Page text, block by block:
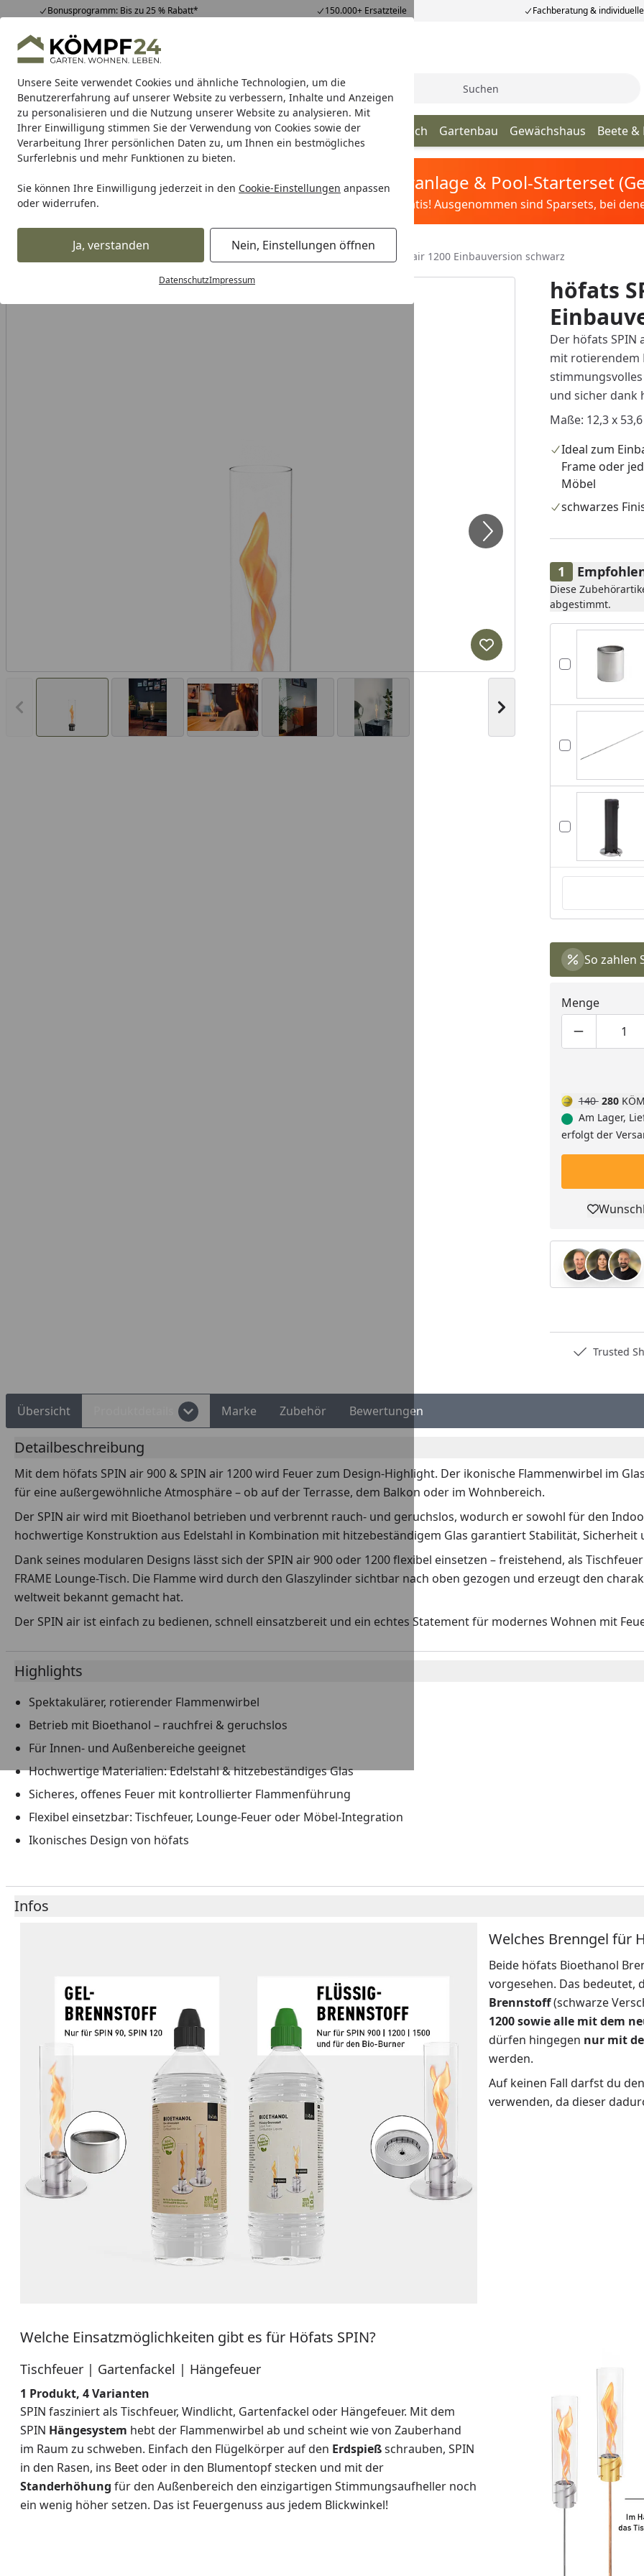
Unsere Seite verwendet Cookies und ähnliche Technologien, um die
Benutzererfahrung auf unserer Website zu verbessern, Inhalte und Anzeigen
zu personalisieren und die Nutzung unserer Website zu analysieren. Mit
Ihrer Einwilligung stimmen Sie der Verwendung von Cookies sowie der
Verarbeitung Ihrer persönlichen Daten zu, um Ihnen ein bestmögliches
Surferlebnis und mehr Funktionen zu bieten.
Sie können Ihre Einwilligung jederzeit in den Cookie-Einstellungen anpassen
oder widerrufen.
Ja, verstanden Nein, Einstellungen öffnen
DatenschutzImpressum
Bonusprogramm: Bis zu 25 % Rabatt* 150.000+ Ersatzteile Fachberatung &
Hotline07051 / 9 22 22
Mo-Fr. 8-16 Uhr 25.958 Bewertungen
Alle Produkte
Alle ProdukteHighlights Tipps & Tricks Suche
Garten Gartenhaus Gerätehaus Carport & Garage Terrassendach Gartenbau Gewächshaus Beete
Karibu Pools inkl. gratis Sandfilteranlage & Pool-Starterset
Dein Traumpool im Sorglos-Paket: Filter&Pflege gratis! Ausgenommen sind Sparsets, bei
Alles für den Garten Außenleuchten Laternen & Windlichter höfats SPIN air 1200 Einbauversion schwarz
Vorheriges Bild anzeigen Nächstes Bild anzeigen
Produkt zur Wunschliste
höfats
Der höfats SPIN
mit rotierendem
und sicher dank
Maße: 12,3 x
Ideal zum
Frame oder
Möbel
schwarzes
Diese
abgestimmt.
So zahlen
Menge
140 280
Am Lager,
erfolgt der
Trusted
Übersicht Marke Zubehör Bewertungen
Detailbeschreibung
Mit dem höfats SPIN air 900 & SPIN air 1200 wird Feuer zum Design-Highlight. Der ikonische Flammenwirbel im
für eine außergewöhnliche Atmosphäre – ob auf der Terrasse, dem Balkon oder im Wohnbereich.
Der SPIN air wird mit Bioethanol betrieben und verbrennt rauch- und geruchslos, wodurch er sowohl für den
hochwertige Konstruktion aus Edelstahl in Kombination mit hitzebeständigem Glas garantiert Stabilität, Sicherheit
Dank seines modularen Designs lässt sich der SPIN air 900 oder 1200 flexibel einsetzen – freistehend, als
FRAME Lounge-Tisch. Die Flamme wird durch den Glaszylinder sichtbar nach oben gezogen und erzeugt den
weltweit bekannt gemacht hat.
Der SPIN air ist einfach zu bedienen, schnell einsatzbereit und ein echtes Statement für modernes Wohnen mit
Highlights
Spektakulärer, rotierender Flammenwirbel
Betrieb mit Bioethanol – rauchfrei & geruchslos
Für Innen- und Außenbereiche geeignet
Hochwertige Materialien: Edelstahl & hitzebeständiges Glas
Sicheres, offenes Feuer mit kontrollierter Flammenführung
Flexibel einsetzbar: Tischfeuer, Lounge-Feuer oder Möbel-Integration
Ikonisches Design von höfats
Infos
Welches Brenngel für
Beide höfats Bioethanol
vorgesehen. Das bedeutet,
Brennstoff(schwarze
1200 sowie alle mit dem
dürfen hingegen nur mit
werden.
Auf keinen Fall darfst du
verwenden, da dieser
Welche Einsatzmöglichkeiten gibt es für Höfats SPIN?
Tischfeuer | Gartenfackel | Hängefeuer
1 Produkt, 4 Varianten
SPIN fasziniert als Tischfeuer, Windlicht, Gartenfackel oder Hängefeuer. Mit dem
SPIN Hängesystem hebt der Flammenwirbel ab und scheint wie von Zauberhand
im Raum zu schweben. Einfach den Flügelkörper auf den Erdspießschrauben, SPIN
in den Rasen, ins Beet oder in den Blumentopf stecken und mit der
Standerhöhung für den Außenbereich den einzigartigen Stimmungsaufheller noch
ein wenig höher setzen. Das ist Feuergenuss aus jedem Blickwinkel!